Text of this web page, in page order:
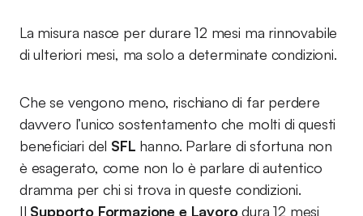
La misura nasce per durare 12 mesi ma rinnovabile
di ulteriori mesi, ma solo a determinate condizioni.
Che se vengono meno, rischiano di far perdere
davvero l’unico sostentamento che molti di questi
beneficiari del SFL hanno. Parlare di sfortuna non
è esagerato, come non lo è parlare di autentico
dramma per chi si trova in queste condizioni.
Il Supporto Formazione e Lavorodura 12 mesi